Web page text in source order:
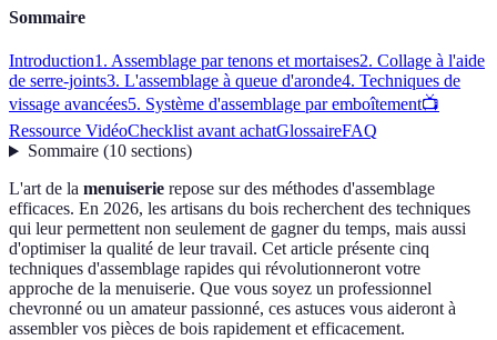
Sommaire
Introduction1. Assemblage par tenons et mortaises2. Collage à l'aide
de serre-joints3. L'assemblage à queue d'aronde4. Techniques de
vissage avancées5. Système d'assemblage par emboîtement📺
Ressource VidéoChecklist avant achatGlossaireFAQ
Sommaire(10 sections)
L'art de la menuiserie repose sur des méthodes d'assemblage
efficaces. En 2026, les artisans du bois recherchent des techniques
qui leur permettent non seulement de gagner du temps, mais aussi
d'optimiser la qualité de leur travail. Cet article présente cinq
techniques d'assemblage rapides qui révolutionneront votre
approche de la menuiserie. Que vous soyez un professionnel
chevronné ou un amateur passionné, ces astuces vous aideront à
assembler vos pièces de bois rapidement et efficacement.